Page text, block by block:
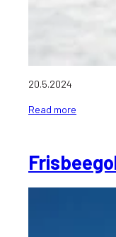
20.5.2024
Read more